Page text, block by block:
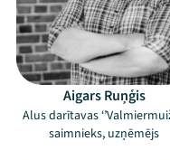
Aigars Ruņģis
Alus darītavas
saimnieks, uzņēmējs